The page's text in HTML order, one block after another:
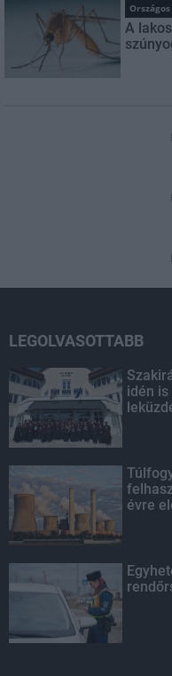
A
LEGOLVASOTTABB
idén
évre